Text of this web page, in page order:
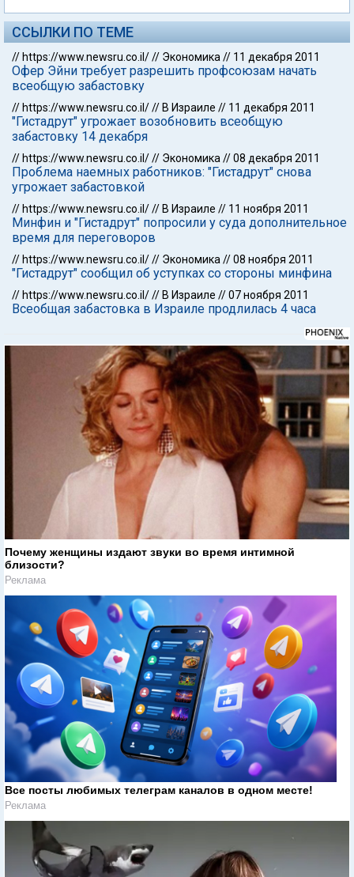
ССЫЛКИ ПО ТЕМЕ
// https://www.newsru.co.il/// Экономика // 11 декабря 2011
Офер Эйни требует разрешить профсоюзам начать
всеобщую забастовку
// https://www.newsru.co.il/// В Израиле // 11 декабря 2011
"Гистадрут" угрожает возобновить всеобщую
забастовку 14 декабря
// https://www.newsru.co.il/// Экономика //08 декабря 2011
Проблема наемных работников: "Гистадрут" снова
угрожает забастовкой
// https://www.newsru.co.il/// В Израиле // 11 ноября 2011
Минфин и "Гистадрут" попросили у суда дополнительное
время для переговоров
// https://www.newsru.co.il/// Экономика //08 ноября 2011
"Гистадрут" сообщил об уступках со стороны минфина
// https://www.newsru.co.il/// В Израиле //07 ноября 2011
Всеобщая забастовка в Израиле продлилась 4 часа
Почему женщины издают звуки во время интимной
близости?
Реклама
Все посты любимых телеграм каналов в одном месте!
Реклама